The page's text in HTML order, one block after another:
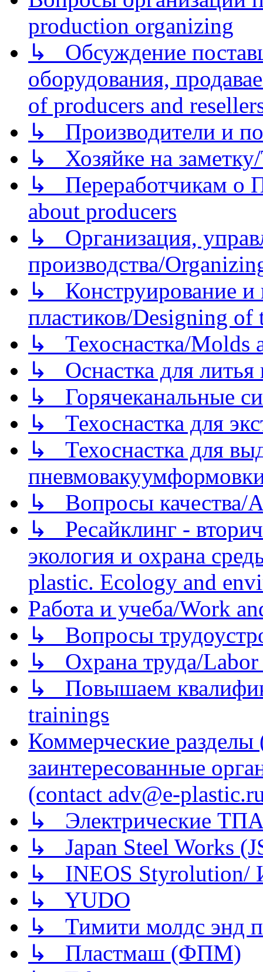
production organizing
↳ Обсуждение
оборудования,
of producers and
↳ Производители и
↳ Хозяйке на
↳ Переработчикам о
about producers
↳ Организация,
производства/
↳ Конструирование и
пластиков/Designing of
↳ Техоснастка/Molds
↳ Оснастка для литья
↳ Горячеканальные
↳ Техоснастка для
↳ Техоснастка для
↳ Вопросы качества/
↳ Ресайклинг -
экология и охрана
plastic. Ecology and
Работа и учеба/Work
↳ Вопросы
↳ Охрана труда/Labor
↳ Повышаем
trainings
Коммерческие
заинтересованные
(contact adv@e-
↳ Электрические
↳ Japan Steel Works
↳ INEOS
↳ YUDO
↳ Тимити молдс энд
↳ Пластмаш (ФПМ)